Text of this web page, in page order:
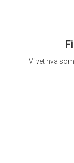
Vi vet hva